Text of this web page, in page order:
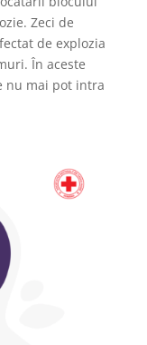
Zeci de
de explozia
În aceste
nu mai pot intra